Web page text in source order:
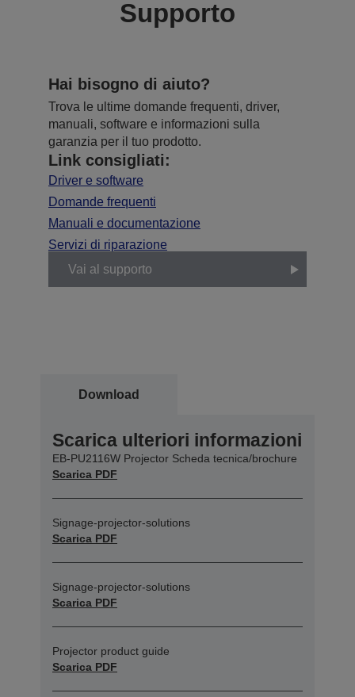
Supporto
Hai bisogno di aiuto?
Trova le ultime domande frequenti, driver,
manuali, software e informazioni sulla
garanzia per il tuo prodotto.
Link consigliati:
Driver e software
Domande frequenti
Manuali e documentazione
Servizi di riparazione
Vai al supporto
Download
Scarica ulteriori informazioni
EB-PU2116W Projector Scheda tecnica/brochure
Scarica PDF
Signage-projector-solutions
Scarica PDF
Signage-projector-solutions
Scarica PDF
Projector product guide
Scarica PDF